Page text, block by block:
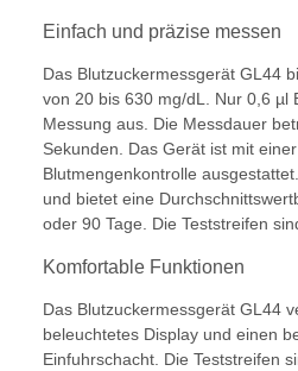
Einfach und präzise messen
Das Blutzuckermessgerät GL44
von 20 bis 630 mg/dL. Nur 0,6 µl
Messung aus. Die Messdauer
Sekunden. Das Gerät ist mit
Blutmengenkontrolle
und bietet eine
oder 90 Tage. Die Teststreifen
Komfortable Funktionen
Das Blutzuckermessgerät GL44
beleuchtetes Display und einen
Einfuhrschacht. Die Teststreifen